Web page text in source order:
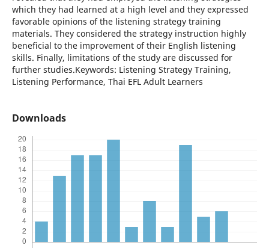
which they had learned at a high level and they expressed
favorable opinions of the listening strategy training
materials. They considered the strategy instruction highly
beneficial to the improvement of their English listening
skills. Finally, limitations of the study are discussed for
further studies.Keywords: Listening Strategy Training,
Listening Performance, Thai EFL Adult Learners
Downloads